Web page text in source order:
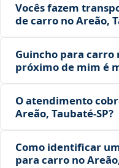
Vocês fazem
de carro no Areão,
Guincho para carro
próximo de mim é
O atendimento
Areão, Taubaté‑SP?
Como identificar
para carro no